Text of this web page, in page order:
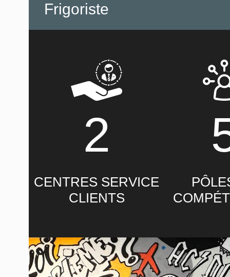
Frigoriste
2
CENTRES SERVICE
CLIENTS